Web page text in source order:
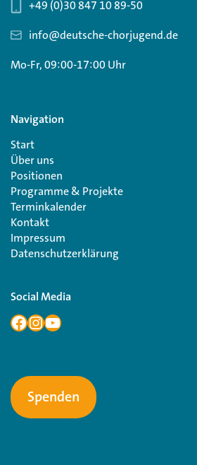
+49 (0)30 847 10 89-50
info@deutsche-chorjugend.de
Mo-Fr, 09:00-17:00 Uhr
Navigation
Start
Über uns
Positionen
Programme & Projekte
Terminkalender
Kontakt
Impressum
Datenschutzerklärung
Social Media
Spenden